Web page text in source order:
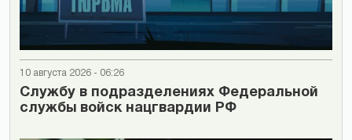
10 августа 2026 - 06:26
Cлужбу в подразделениях Федеральной
службы войск нацгвардии РФ